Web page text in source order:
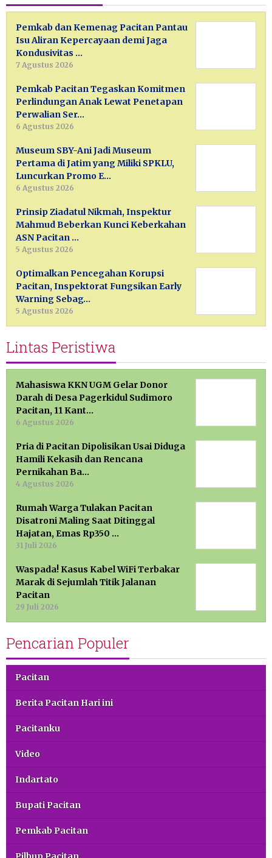
Pemkab dan Kemenag Pacitan Pantau
Isu Aliran Kepercayaan demi Jaga
Kondusivitas …
7 Agustus 2026
Pemkab Pacitan Tegaskan Komitmen
Perlindungan Anak Lewat Penetapan
Perwalian Ser…
6 Agustus 2026
Museum SBY-Ani Jadi Museum
Pertama di Jatim yang Miliki SPKLU,
Luncurkan Promo E…
6 Agustus 2026
Prinsip Ziadatul Nikmah, Inspektur
Mahmud Beberkan Kunci Keberkahan
ASN Pacitan …
5 Agustus 2026
Optimalkan Pencegahan Korupsi
Pacitan, Inspektorat Fungsikan Early
Warning Sebag…
5 Agustus 2026
Lintas Peristiwa
Mahasiswa KKN UGM Gelar Donor
Darah di Desa Pagerkidul Sudimoro
Pacitan, 11 Kant…
6 Agustus 2026
Pria di Pacitan Dipolisikan Usai Diduga
Hamili Kekasih dan Rencana
Pernikahan Ba…
4 Agustus 2026
Rumah Warga Tulakan Pacitan
Disatroni Maling Saat Ditinggal
Hajatan, Emas Rp350 …
31 Juli 2026
Waspada! Kasus Kabel WiFi Terbakar
Marak di Sejumlah Titik Jalanan
Pacitan
29 Juli 2026
Pencarian Populer
Pacitan
Berita Pacitan Hari ini
Pacitanku
Video
Indartato
Bupati Pacitan
Pemkab Pacitan